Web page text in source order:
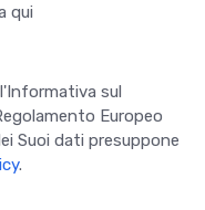
qui
sul
Europeo
Suoi dati presuppone
.